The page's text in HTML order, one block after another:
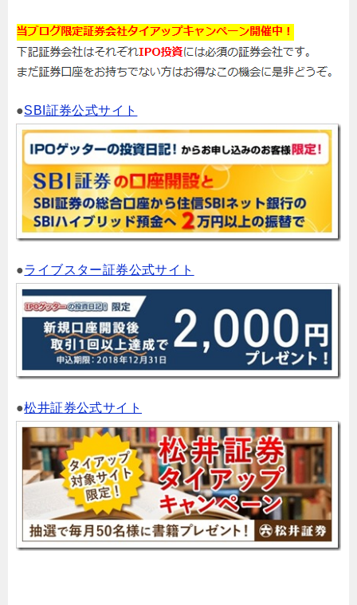
●SBI証券公式サイト
●ライブスター証券公式サイト
●松井証券公式サイト